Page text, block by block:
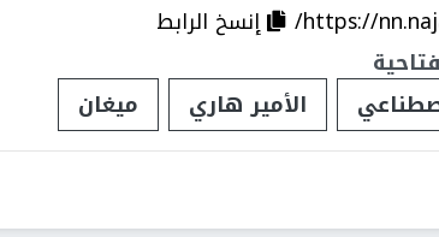
https://
إنسخ الرابط
الأمير هاري ميغان